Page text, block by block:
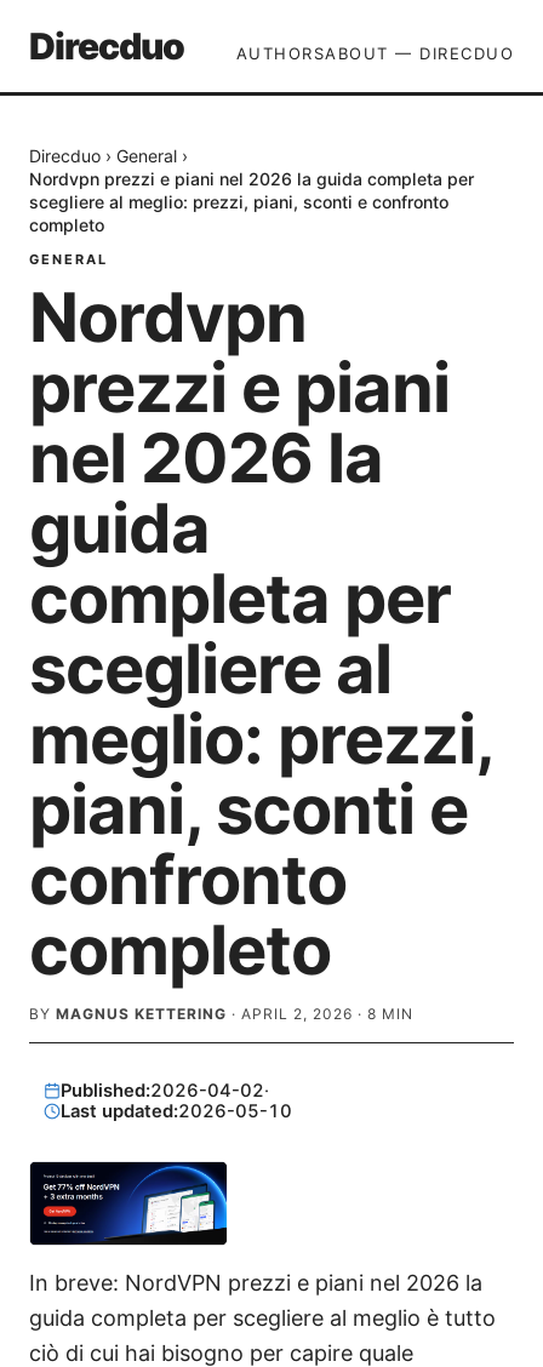
Direcduo AUTHORSABOUT — DIRECDUO
Direcduo › General ›
Nordvpn prezzi e piani nel 2026 la guida completa per
scegliere al meglio: prezzi, piani, sconti e confronto
completo
GENERAL
Nordvpn
prezzi e piani
nel 2026 la
guida
completa per
scegliere al
meglio: prezzi,
piani, sconti e
confronto
completo
BY MAGNUS KETTERING · APRIL 2, 2026 · 8 MIN
Published:2026-04-02·
Last updated:2026-05-10
In breve: NordVPN prezzi e piani nel 2026 la
guida completa per scegliere al meglio è tutto
ciò di cui hai bisogno per capire quale